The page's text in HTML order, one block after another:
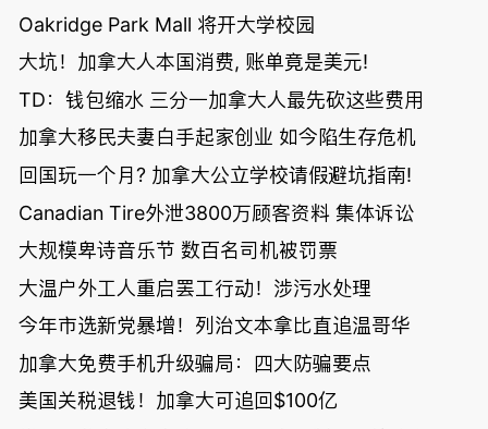
Oakridge Park Mall 将开大学校园
大坑！加拿大人本国消费, 账单竟是美元!
TD：钱包缩水 三分一加拿大人最先砍这些费用
加拿大移民夫妻白手起家创业 如今陷生存危机
回国玩一个月? 加拿大公立学校请假避坑指南!
Canadian Tire外泄3800万顾客资料 集体诉讼
大规模卑诗音乐节 数百名司机被罚票
大温户外工人重启罢工行动！涉污水处理
今年市选新党暴增！列治文本拿比直追温哥华
加拿大免费手机升级骗局：四大防骗要点
美国关税退钱！加拿大可追回$100亿